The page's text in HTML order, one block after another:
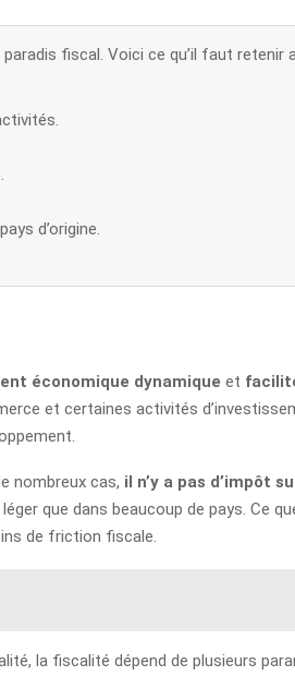
fiscal. Voici ce qu’il faut retenir
d’origine.
économique dynamique et
et certaines activités
nombreux cas, il n’y a pas d’impôt
que dans beaucoup de pays. Ce
de friction fiscale.
la fiscalité dépend de plusieurs